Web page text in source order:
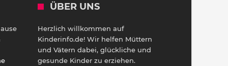
ÜBER UNS
Herzlich willkommen auf
Kinderinfo.de! Wir helfen Müttern
und Vätern dabei, glückliche und
gesunde Kinder zu erziehen.